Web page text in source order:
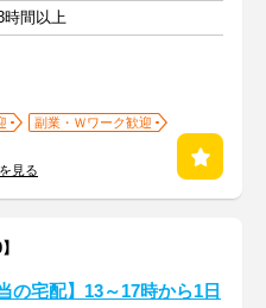
時間以上
副業・Ｗワーク歓迎
見る
の宅配】13～17時から1日